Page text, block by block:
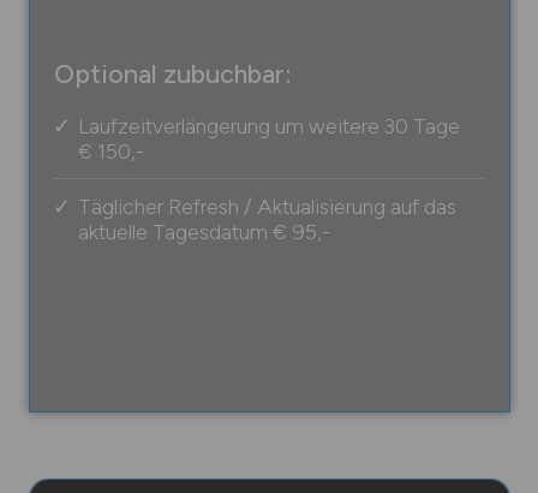
Optional zubuchbar:
Laufzeitverlängerung um weitere 30 Tage
€ 150,-
Täglicher Refresh / Aktualisierung auf das
aktuelle Tagesdatum € 95,-